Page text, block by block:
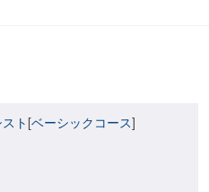
ト [ベーシックコース]